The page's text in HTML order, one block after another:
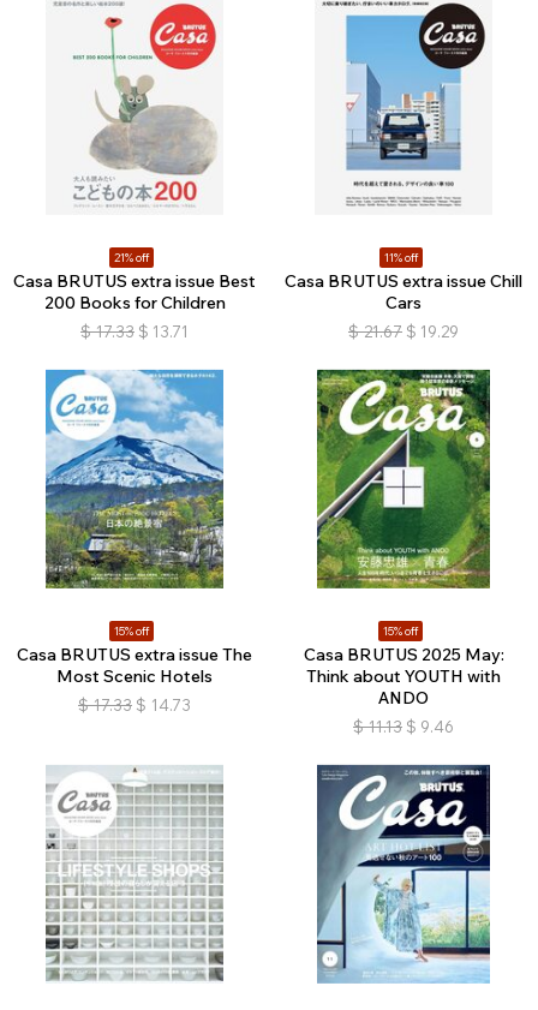
21% off
Casa BRUTUS extra issue Best
200 Books for Children
$ 17.33 $ 13.71
11% off
Casa BRUTUS extra issue Chill
Cars
$ 21.67 $ 19.29
15% off
Casa BRUTUS extra issue The
Most Scenic Hotels
$ 17.33 $ 14.73
15% off
Casa BRUTUS 2025 May:
Think about YOUTH with
ANDO
$ 11.13 $ 9.46